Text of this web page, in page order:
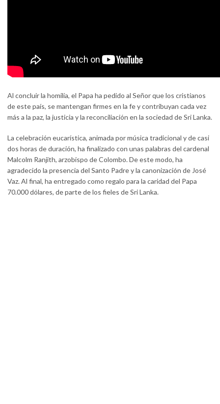
Al concluir la homilía, el Papa ha pedido al Señor que los cristianos
de este país, se mantengan firmes en la fe y contribuyan cada vez
más a la paz, la justicia y la reconciliación en la sociedad de Sri Lanka.
La celebración eucarística, animada por música tradicional y de casi
dos horas de duración, ha finalizado con unas palabras del cardenal
Malcolm Ranjith, arzobispo de Colombo. De este modo, ha
agradecido la presencia del Santo Padre y la canonización de José
Vaz. Al final, ha entregado como regalo para la caridad del Papa
70.000 dólares, de parte de los fieles de Sri Lanka.